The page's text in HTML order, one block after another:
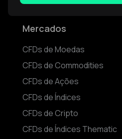
Mercados
CFDs de Moedas
CFDs de Commodities
CFDs de Ações
CFDs de Índices
CFDs de Cripto
CFDs de Índices Thematic